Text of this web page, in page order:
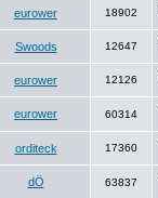
eurower 18902
Swoods 12647
eurower 12126
eurower 60314
orditeck 17360
dÖ 63837